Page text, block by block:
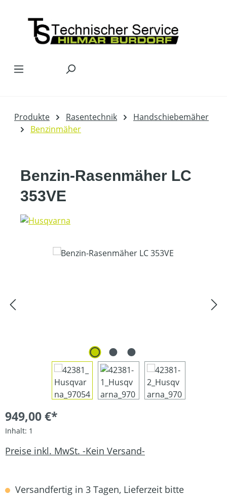
Produkte Rasentechnik
Handschiebemäher
Benzinmäher
Benzin-Rasenmäher LC
353VE
Bildergalerie überspringen
949,00 €*
Inhalt: 1
Preise inkl. MwSt. -Kein Versand-
Versandfertig in 3 Tagen, Lieferzeit bitte